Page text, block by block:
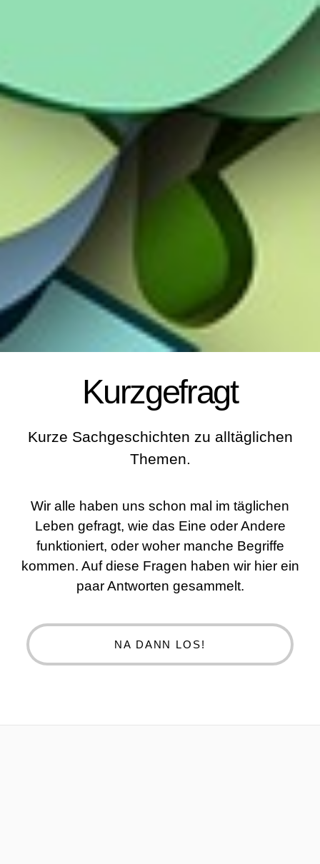
Kurzgefragt
Kurze Sachgeschichten zu alltäglichen
Themen.
Wir alle haben uns schon mal im täglichen
Leben gefragt, wie das Eine oder Andere
funktioniert, oder woher manche Begriffe
kommen. Auf diese Fragen haben wir hier ein
paar Antworten gesammelt.
NA DANN LOS!